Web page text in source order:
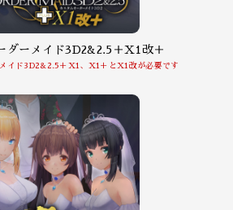
ダーメイド3D2&2.5＋X1改＋
イド3D2&2.5＋X1、X1＋とX1改が必要です